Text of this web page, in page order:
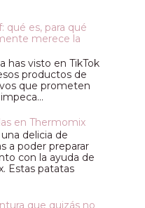
qué es, para qué
merece la
has visto en TikTok
productos de
que prometen
en Thermomix
delicia de
a poder preparar
con la ayuda de
Estas patatas
que quizás no